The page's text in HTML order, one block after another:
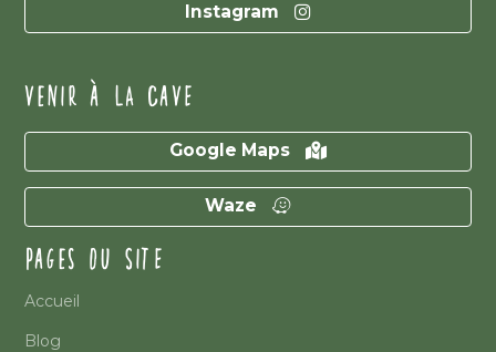
Instagram
VENIR À LA CAVE
Google Maps
Waze
PAGES DU SITE
Accueil
Blog